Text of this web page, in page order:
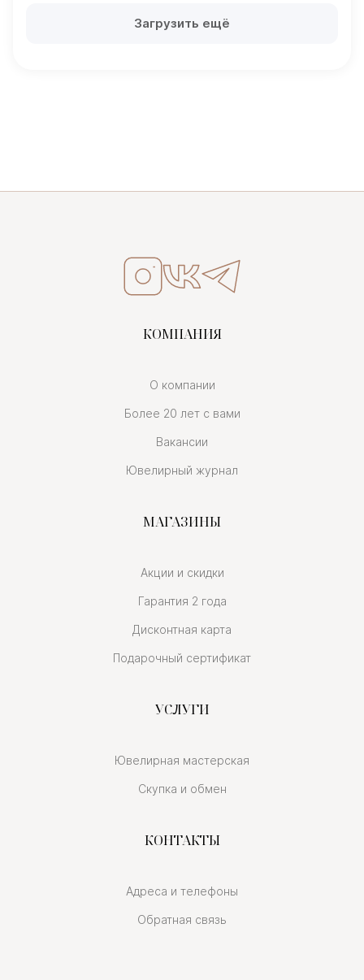
Загрузить ещё
КОМПАНИЯ
О компании
Более 20 лет с вами
Вакансии
Ювелирный журнал
МАГАЗИНЫ
Акции и скидки
Гарантия 2 года
Дисконтная карта
Подарочный сертификат
УСЛУГИ
Ювелирная мастерская
Скупка и обмен
КОНТАКТЫ
Адреса и телефоны
Обратная связь